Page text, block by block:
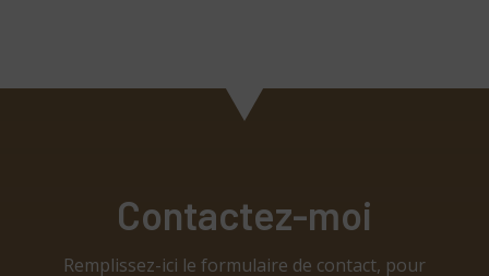
Contactez-moi
Remplissez-ici le formulaire de contact, pour